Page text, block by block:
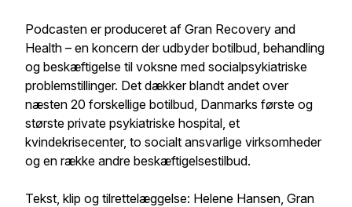
Podcasten er produceret af Gran Recovery and
Health – en koncern der udbyder botilbud, behandling
og beskæftigelse til voksne med socialpsykiatriske
problemstillinger. Det dækker blandt andet over
næsten 20 forskellige botilbud, Danmarks første og
største private psykiatriske hospital, et
kvindekrisecenter, to socialt ansvarlige virksomheder
og en række andre beskæftigelsestilbud.
Tekst, klip og tilrettelæggelse: Helene Hansen, Gran